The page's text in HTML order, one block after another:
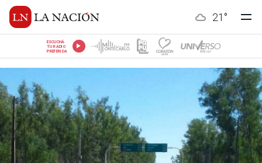
21 °
ESCUCHÁ
TU RADIO
PREFERIDA